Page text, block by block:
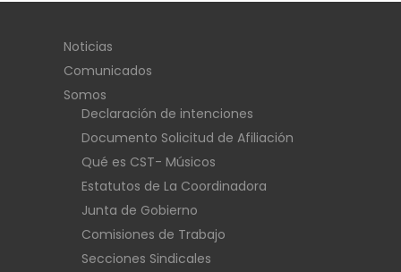
Noticias
Comunicados
Somos
Declaración de intenciones
Documento Solicitud de Afiliación
Qué es CST- Músicos
Estatutos de La Coordinadora
Junta de Gobierno
Comisiones de Trabajo
Secciones Sindicales